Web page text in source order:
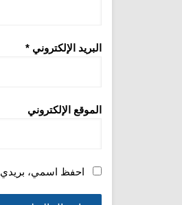
البريد الإلكتروني *
الموقع الإلكتروني
احفظ اسمي، بريدي